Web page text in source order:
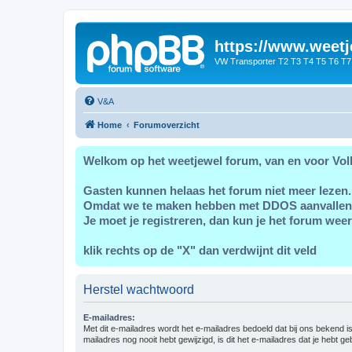
https://
VW Transporter T2 T3 T4 T5 T6
V&A
Home Forumoverzicht
Welkom op het weetjewel forum, van en voor
Gasten kunnen helaas het forum niet meer lezen.
Omdat we te maken hebben met DDOS
Je moet je registreren, dan kun je het forum
klik rechts op de "X" dan verdwijnt dit veld
Herstel wachtwoord
E-mailadres:
Met dit e-mailadres wordt het e-mailadres bedoeld dat bij ons bekend
mailadres nog nooit hebt gewijzigd, is dit het e-mailadres dat je hebt